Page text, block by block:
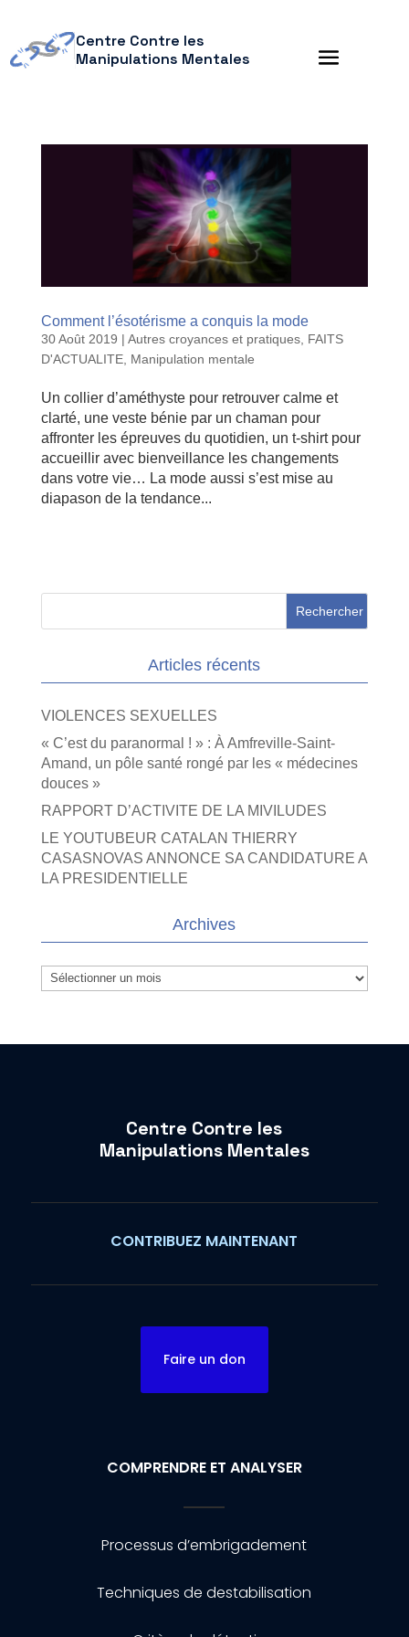
Centre Contre les
Manipulations Mentales
Comment l’ésotérisme a conquis la mode
30 Août 2019 | Autres croyances et pratiques, FAITS
D'ACTUALITE, Manipulation mentale
Un collier d’améthyste pour retrouver calme et
clarté, une veste bénie par un chaman pour
affronter les épreuves du quotidien, un t-shirt pour
accueillir avec bienveillance les changements
dans votre vie… La mode aussi s’est mise au
diapason de la tendance...
Articles récents
VIOLENCES SEXUELLES
« C’est du paranormal ! » : À Amfreville-Saint-
Amand, un pôle santé rongé par les « médecines
douces »
RAPPORT D’ACTIVITE DE LA MIVILUDES
LE YOUTUBEUR CATALAN THIERRY
CASASNOVAS ANNONCE SA CANDIDATURE A
LA PRESIDENTIELLE
Archives
Archives
Centre Contre les
Manipulations Mentales
CONTRIBUEZ MAINTENANT
Faire un don
COMPRENDRE ET ANALYSER
Processus d’embrigadement
Techniques de destabilisation